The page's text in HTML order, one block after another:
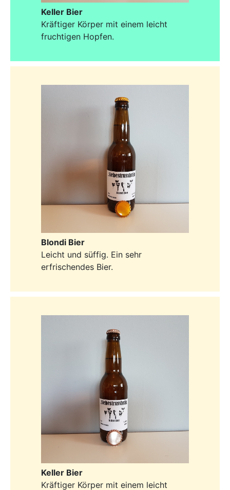
Keller Bier
Kräftiger Körper mit einem leicht
fruchtigen Hopfen.
Blondi Bier
Leicht und süffig. Ein sehr
erfrischendes Bier.
Keller Bier
Kräftiger Körper mit einem leicht